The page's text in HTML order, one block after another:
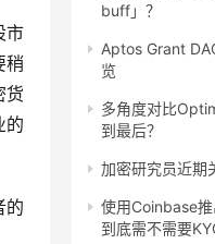
市
稍
货
的
的
buff」？
Aptos Grant
览
多角度对比
到最后？
加密研究员近期
使用Coinbase推
到底需不需要